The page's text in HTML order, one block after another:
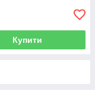
Купити